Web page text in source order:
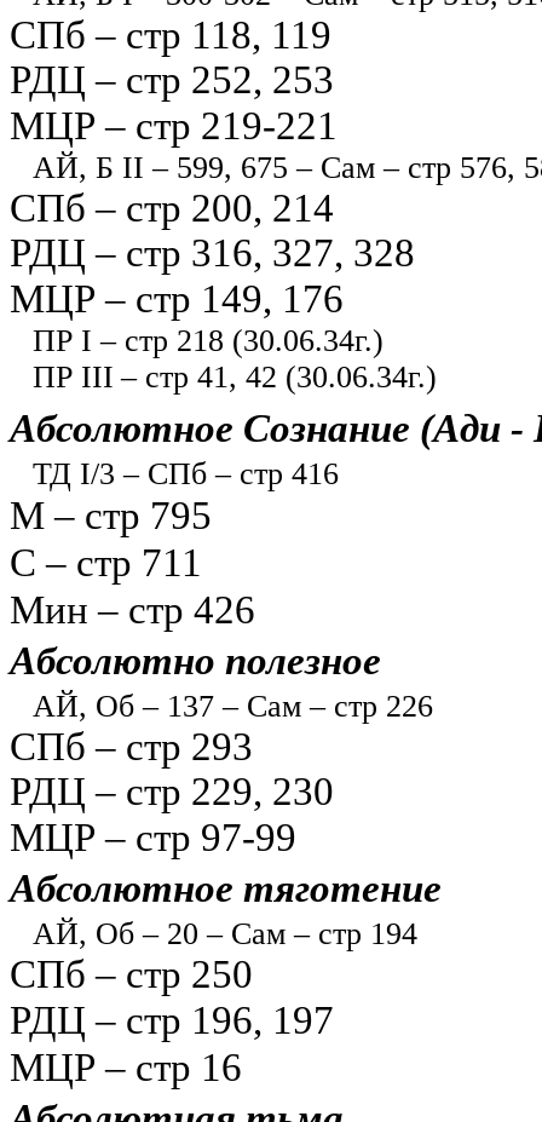
СПб – стр 118, 119
РДЦ – стр 252, 253
МЦР – стр 219-221
АЙ, Б II – 599, 675 – Сам – стр 576,
СПб – стр 200, 214
РДЦ – стр 316, 327, 328
МЦР – стр 149, 176
ПР I – стр 218 (30.06.34г.)
ПР III – стр 41, 42 (30.06.34г.)
Абсолютное Сознание (Ади -
ТД I/3 – СПб – стр 416
М – стр 795
С – стр 711
Мин – стр 426
Абсолютно полезное
АЙ, Об – 137 – Сам – стр 226
СПб – стр 293
РДЦ – стр 229, 230
МЦР – стр 97-99
Абсолютное тяготение
АЙ, Об – 20 – Сам – стр 194
СПб – стр 250
РДЦ – стр 196, 197
МЦР – стр 16